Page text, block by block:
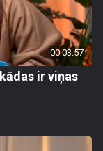
00:03:57
ir viņas